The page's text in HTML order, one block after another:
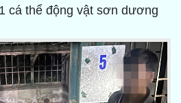
cá thể động vật sơn dương